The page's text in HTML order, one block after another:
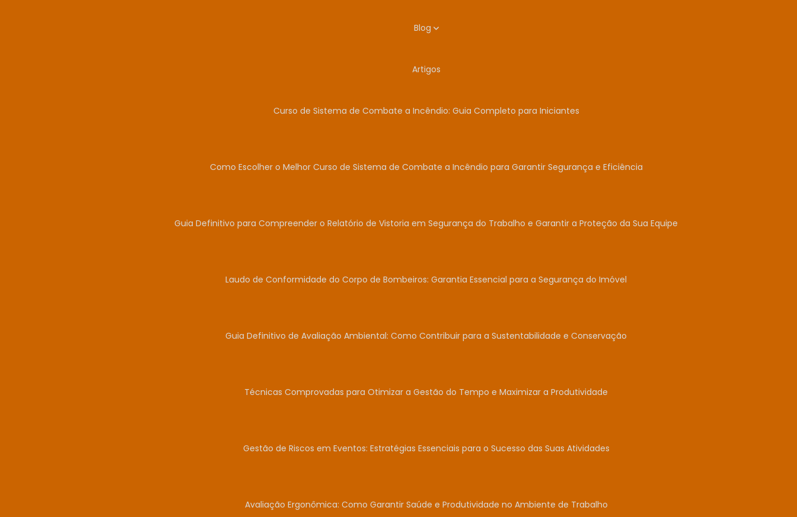
Blog
Artigos
Curso de Sistema de Combate a Incêndio: Guia Completo para Iniciantes
Como Escolher o Melhor Curso de Sistema de Combate a Incêndio para Garantir Segurança e Eficiência
Guia Definitivo para Compreender o Relatório de Vistoria em Segurança do Trabalho e Garantir a Proteção da Sua Equipe
Laudo de Conformidade do Corpo de Bombeiros: Garantia Essencial para a Segurança do Imóvel
Guia Definitivo de Avaliação Ambiental: Como Contribuir para a Sustentabilidade e Conservação
Técnicas Comprovadas para Otimizar a Gestão do Tempo e Maximizar a Produtividade
Gestão de Riscos em Eventos: Estratégias Essenciais para o Sucesso das Suas Atividades
Avaliação Ergonômica: Como Garantir Saúde e Produtividade no Ambiente de Trabalho